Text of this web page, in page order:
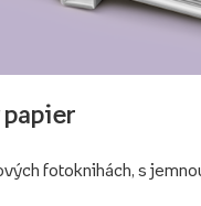
fotoknihách, s